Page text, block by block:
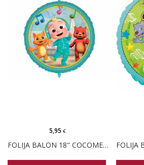
FOLIJA BALON 18" COCOMELON
5,95€